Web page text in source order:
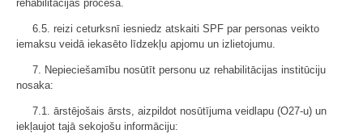
rehabilitācijas procesā.
6.5. reizi ceturksnī iesniedz atskaiti SPF par personas veikto
iemaksu veidā iekasēto līdzekļu apjomu un izlietojumu.
7. Nepieciešamību nosūtīt personu uz rehabilitācijas institūciju
nosaka:
7.1. ārstējošais ārsts, aizpildot nosūtījuma veidlapu (O27-u) un
iekļaujot tajā sekojošu informāciju: